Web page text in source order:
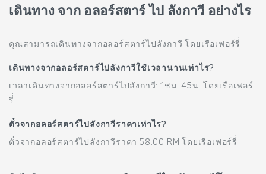
เดินทาง จาก อลอร์สตาร์ ไป ลังกาวี อย่างไร
คุณสามารถเดินทางจากอลอร์สตาร์ไปลังกาวี โดยเรือเฟอร์รี่่
เดินทางจากอลอร์สตาร์ไปลังกาวีใช้เวลานานเท่าไร?
เวลาเดินทางจากอลอร์สตาร์ไปลังกาวี: 1ชม. 45น. โดยเรือเฟอร์
รี่่
ตั๋วจากอลอร์สตาร์ไปลังกาวีราคาเท่าไร?
ตั๋วจากอลอร์สตาร์ไปลังกาวีราคา 58.00 RM โดยเรือเฟอร์รี่่